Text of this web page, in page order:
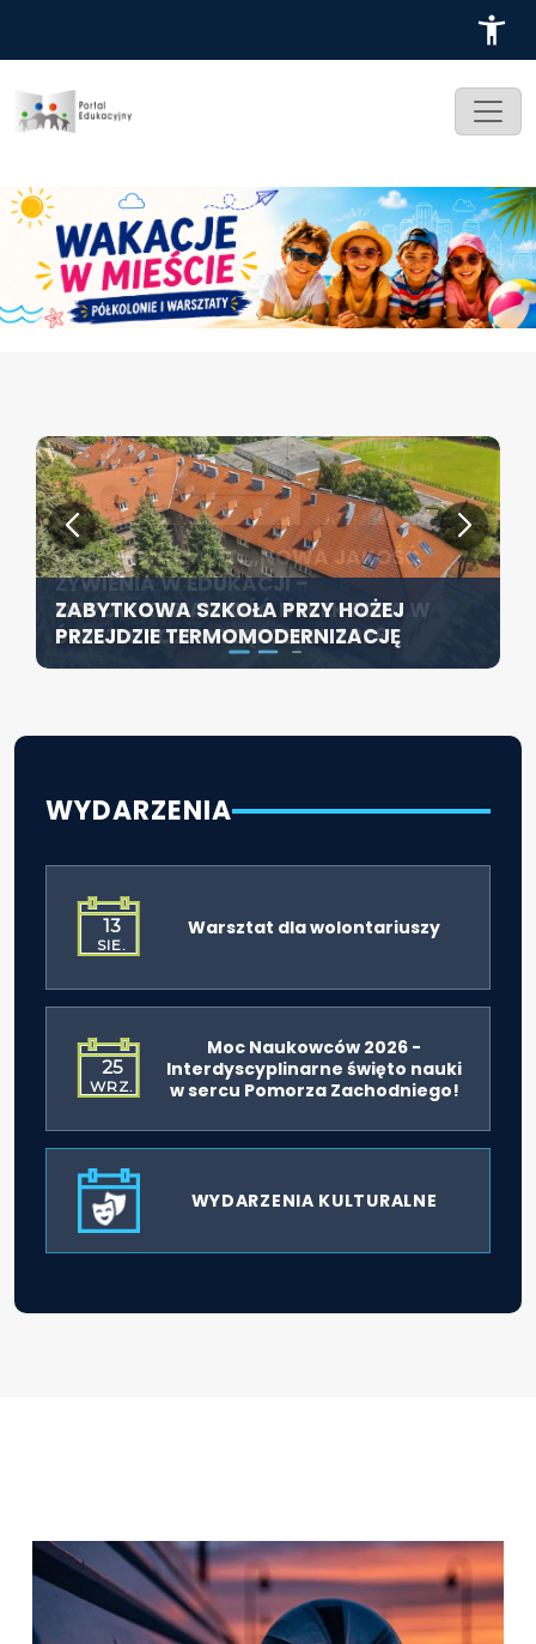
ZABYTKOWA SZKOŁA PRZY HOŻEJ
PRZEJDZIE TERMOMODERNIZACJĘ
KONFERENCJA PT. „NOWA JAKOŚĆ
ŻYWIENIA W EDUKACJI –
ODPOWIEDZIALNOŚĆ DYREKTORA W
ŚWIETLE ROZPORZĄDZENIA 2026”
SZCZECIN ROZWIJA EDUKACJĘ
WŁĄCZAJĄCĄ - NOWE
SPECJALISTYCZNE CENTRUM
ROZPOCZYNA DZIAŁALNOŚĆ
WYDARZENIA
13
SIE.
Warsztat dla wolontariuszy
25
WRZ.
Moc Naukowców 2026 -
Interdyscyplinarne święto nauki
w sercu Pomorza Zachodniego!
WYDARZENIA KULTURALNE